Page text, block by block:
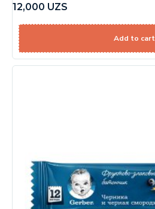
12,000 UZS
Add to cart